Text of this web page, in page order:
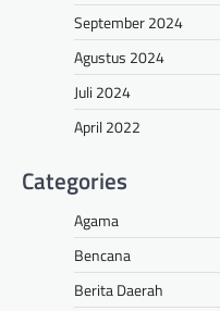
September 2024
Agustus 2024
Juli 2024
April 2022
Categories
Agama
Bencana
Berita Daerah